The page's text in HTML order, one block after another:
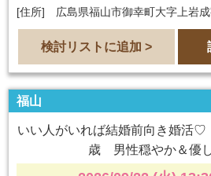
[住所] 広島県福山市御幸町大字上岩
検討リストに追加 >
福山
いい人がいれば結婚前向き婚活
歳 男性穏やか＆優